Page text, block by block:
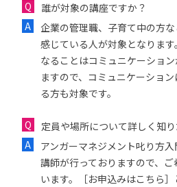
誰が対象の講座ですか？
企業の管理職、子育て中の方
感じている人が対象となりま
なることはコミュニケーショ
ますので、コミュニケーショ
る方も対象です。
定員や場所について詳しく知り
アンガーマネジメント叱り方
講師が行っておりますので、
います。［お申込みはこちら